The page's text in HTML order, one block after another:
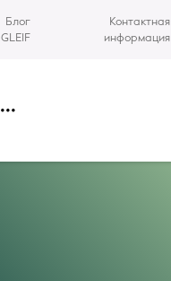
Блог
GLEIF
Контактная
информация
•••